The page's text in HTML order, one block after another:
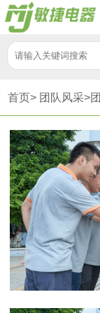
首页> 团队风采>